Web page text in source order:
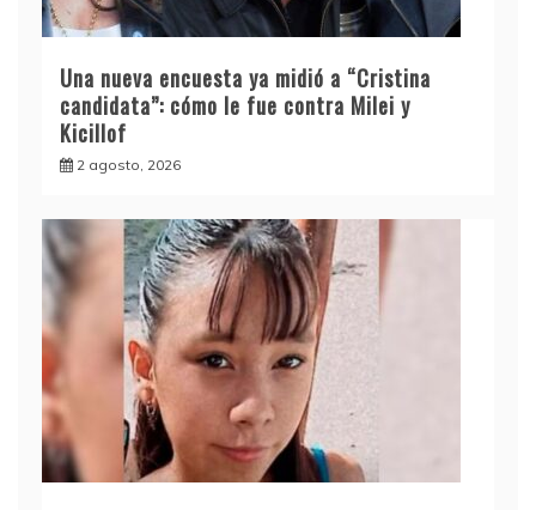
Una nueva encuesta ya midió a “Cristina
candidata”: cómo le fue contra Milei y
Kicillof
2 agosto, 2026